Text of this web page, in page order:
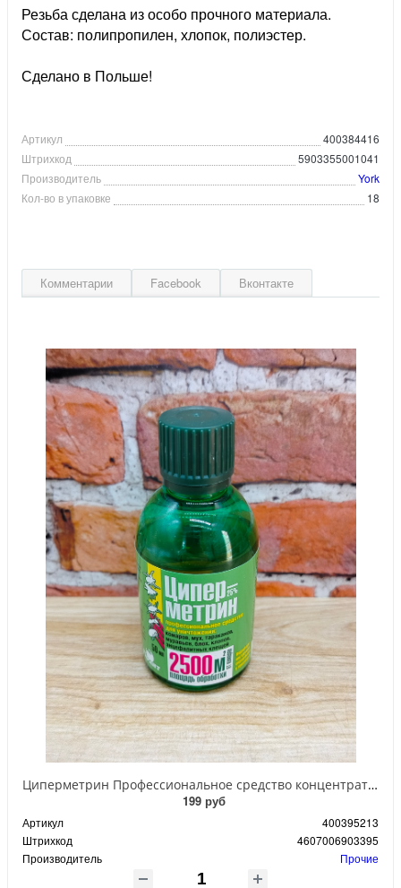
Резьба сделана из особо прочного материала.
Состав: полипропилен, хлопок, полиэстер.
Сделано в Польше!
Артикул
400384416
Штрихкод
5903355001041
Производитель
York
Кол-во в упаковке
18
Комментарии Facebook Вконтакте
Циперметрин Профессиональное средство концентрат эмульсии 25% для уничтожения тараканов, мух,комаров, блох, клопов, муравьев, ос 50 мл
199 руб
Артикул
400395213
Штрихкод
4607006903395
Производитель
Прочие